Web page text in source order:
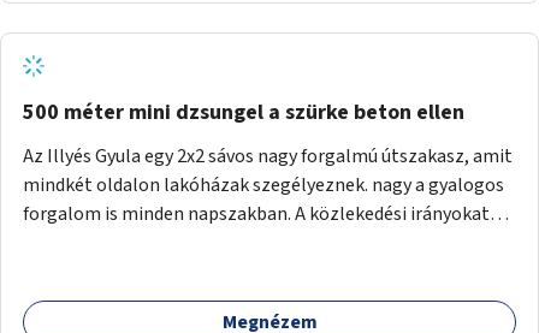
500 méter mini dzsungel a szürke beton ellen
Az Illyés Gyula egy 2x2 sávos nagy forgalmú útszakasz, amit
mindkét oldalon lakóházak szegélyeznek. nagy a gyalogos
forgalom is minden napszakban. A közlekedési irányokat
szintű növényzettel, öntözőrendszerrel, esetleg
Megnézem